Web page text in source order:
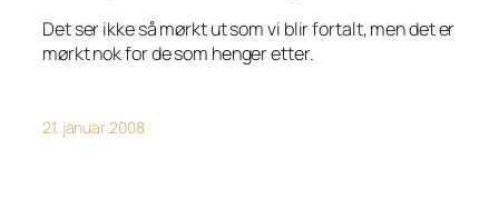
Det ser ikke så mørkt ut som vi blir fortalt, men det er
mørkt nok for de som henger etter.
21. januar 2008